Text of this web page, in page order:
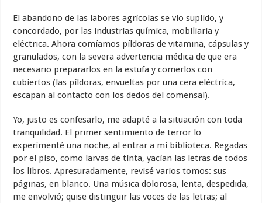
El abandono de las labores agrícolas se vio suplido, y
concordado, por las industrias química, mobiliaria y
eléctrica. Ahora comíamos píldoras de vitamina, cápsulas y
granulados, con la severa advertencia médica de que era
necesario prepararlos en la estufa y comerlos con
cubiertos (las píldoras, envueltas por una cera eléctrica,
escapan al contacto con los dedos del comensal).
Yo, justo es confesarlo, me adapté a la situación con toda
tranquilidad. El primer sentimiento de terror lo
experimenté una noche, al entrar a mi biblioteca. Regadas
por el piso, como larvas de tinta, yacían las letras de todos
los libros. Apresuradamente, revisé varios tomos: sus
páginas, en blanco. Una música dolorosa, lenta, despedida,
me envolvió; quise distinguir las voces de las letras; al